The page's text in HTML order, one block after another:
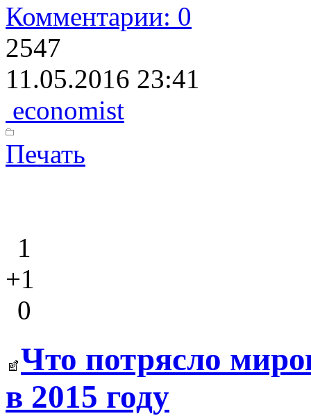
Комментарии: 0
2547
11.05.2016 23:41
economist
Печать
1
+1
0
Что потрясло
в 2015 году